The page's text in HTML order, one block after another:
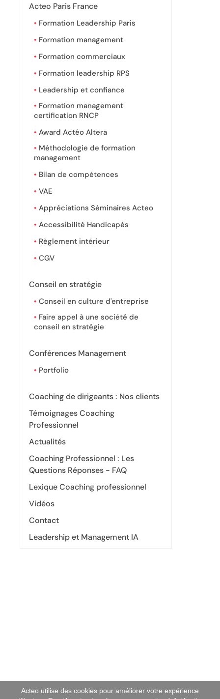
Acteo utilise des cookies pour améliorer votre expérience
Acteo Paris France
Formation Leadership Paris
Formation management
Formation commerciaux
Formation leadership RPS
Leadership et confiance
Formation management
certification RNCP
Award Actéo Altera
Méthodologie de formation
management
Bilan de compétences
VAE
Appréciations Séminaires Acteo
Accessibilité Handicapés
Règlement intérieur
CGV
Conseil en stratégie
Conseil en culture d'entreprise
Faire appel à une société de
conseil en stratégie
Conférences Management
Portfolio
Coaching de dirigeants : Nos clients
Témoignages Coaching
Professionnel
Actualités
Coaching Professionnel : Les
Questions Réponses - FAQ
Lexique Coaching professionnel
Vidéos
Contact
Leadership et Management IA